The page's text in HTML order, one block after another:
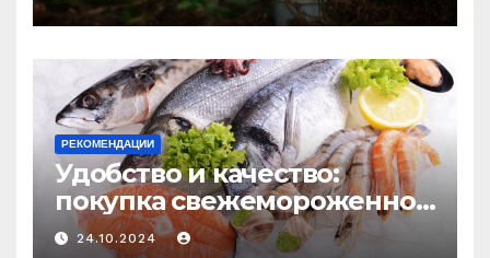
РЕКОМЕНДАЦИИ
Удобство и качество:
покупка свежемороженной
рыбы онлайн
24.10.2024